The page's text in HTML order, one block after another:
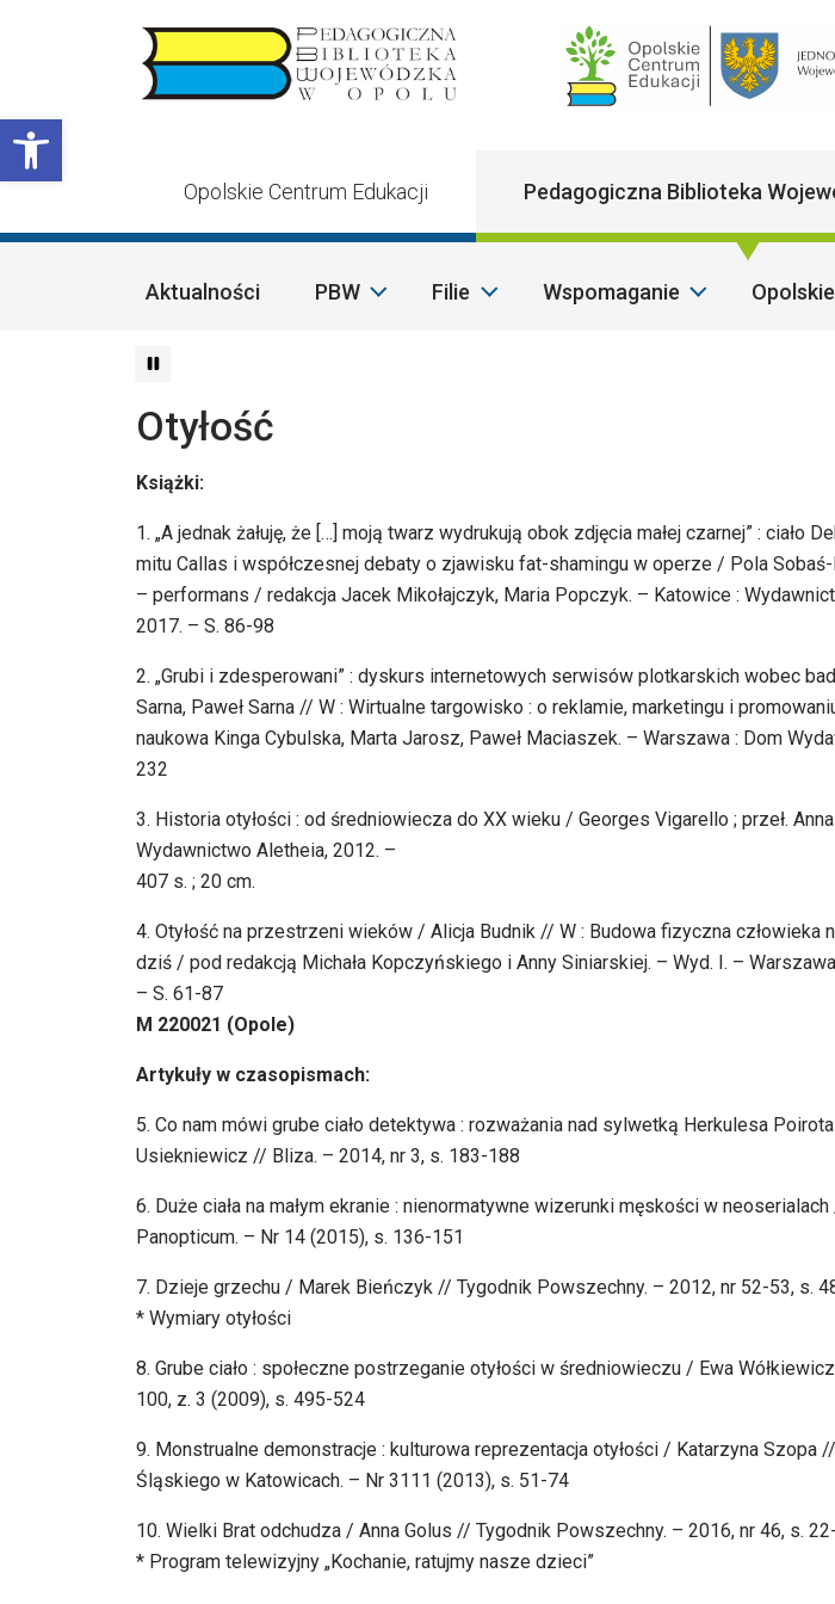
Otwórz pasek narzędzi
Opolskie Centrum Edukacji Pedagogiczna Biblioteka
Aktualności PBW Filie Wspomaganie
Otyłość
Książki:
1. „A jednak żałuję, że […] moją twarz wydrukują obok zdjęcia małej czarnej” : ciało
mitu Callas i współczesnej debaty o zjawisku fat-shamingu w operze / Pola Sobaś-
– performans / redakcja Jacek Mikołajczyk, Maria Popczyk. – Katowice :
2017. – S. 86-98
2. „Grubi i zdesperowani” : dyskurs internetowych serwisów plotkarskich wobec
Sarna, Paweł Sarna // W : Wirtualne targowisko : o reklamie, marketingu i
naukowa Kinga Cybulska, Marta Jarosz, Paweł Maciaszek. – Warszawa : Dom
232
3. Historia otyłości : od średniowiecza do XX wieku / Georges Vigarello ; przeł.
Wydawnictwo Aletheia, 2012. –
407 s. ; 20 cm.
4. Otyłość na przestrzeni wieków / Alicja Budnik // W : Budowa fizyczna człowieka
dziś / pod redakcją Michała Kopczyńskiego i Anny Siniarskiej. – Wyd. I. –
– S. 61-87
M 220021 (Opole)
Artykuły w czasopismach:
5. Co nam mówi grube ciało detektywa : rozważania nad sylwetką Herkulesa
Usiekniewicz // Bliza. – 2014, nr 3, s. 183-188
6. Duże ciała na małym ekranie : nienormatywne wizerunki męskości w
Panopticum. – Nr 14 (2015), s. 136-151
7. Dzieje grzechu / Marek Bieńczyk // Tygodnik Powszechny. – 2012, nr 52-53, s.
* Wymiary otyłości
8. Grube ciało : społeczne postrzeganie otyłości w średniowieczu / Ewa
100, z. 3 (2009), s. 495-524
9. Monstrualne demonstracje : kulturowa reprezentacja otyłości / Katarzyna Szopa
Śląskiego w Katowicach. – Nr 3111 (2013), s. 51-74
10. Wielki Brat odchudza / Anna Golus // Tygodnik Powszechny. – 2016, nr 46, s.
* Program telewizyjny „Kochanie, ratujmy nasze dzieci”